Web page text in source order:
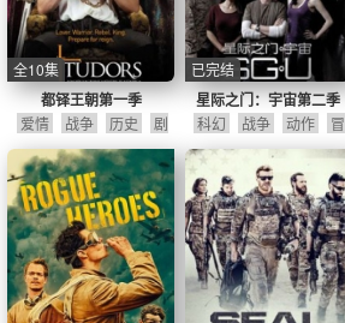
剧
都铎王朝第一季
全10集
爱情 战争 历史
剧
情
星际之门：宇宙第二季
已完结
科幻 战争 动作
冒
险